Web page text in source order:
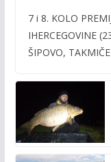
e
b
o
k
itt
er
7 i 8. KOLO
IHERCEGOVINE
ŠIPOVO,